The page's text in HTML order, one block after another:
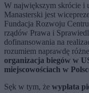
W największym skrócie i
Manasterski jest
Fundacja Rozwoju
rządów Prawa i
dofinansowania na
rozumiem naprawdę
organizacja biegów w
miejscowościach w
Sęk w tym, że wypłata